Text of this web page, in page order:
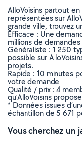
AlloVoisins partout
représentées sur
grande ville, trouvez
Efficace : Une
millions de
Généraliste : 1 250
possible sur
projets.
Rapide : 10 minutes
votre demande
Qualité / prix : 4
qu’AlloVoisins
* Données issues
échantillon de 5 671
Vous cherchez un